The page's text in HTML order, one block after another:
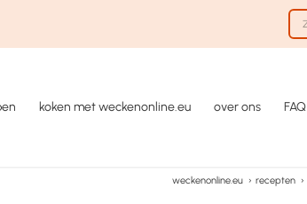
koken met weckenonline.eu over ons FAQ
weckenonline.eu › recepten ›